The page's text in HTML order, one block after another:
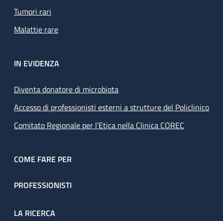
Tumori rari
Malattie rare
IN EVIDENZA
Diventa donatore di microbiota
Accesso di professionisti esterni a strutture del Policlinico
Comitato Regionale per l’Etica nella Clinica COREC
COME FARE PER
PROFESSIONISTI
LA RICERCA